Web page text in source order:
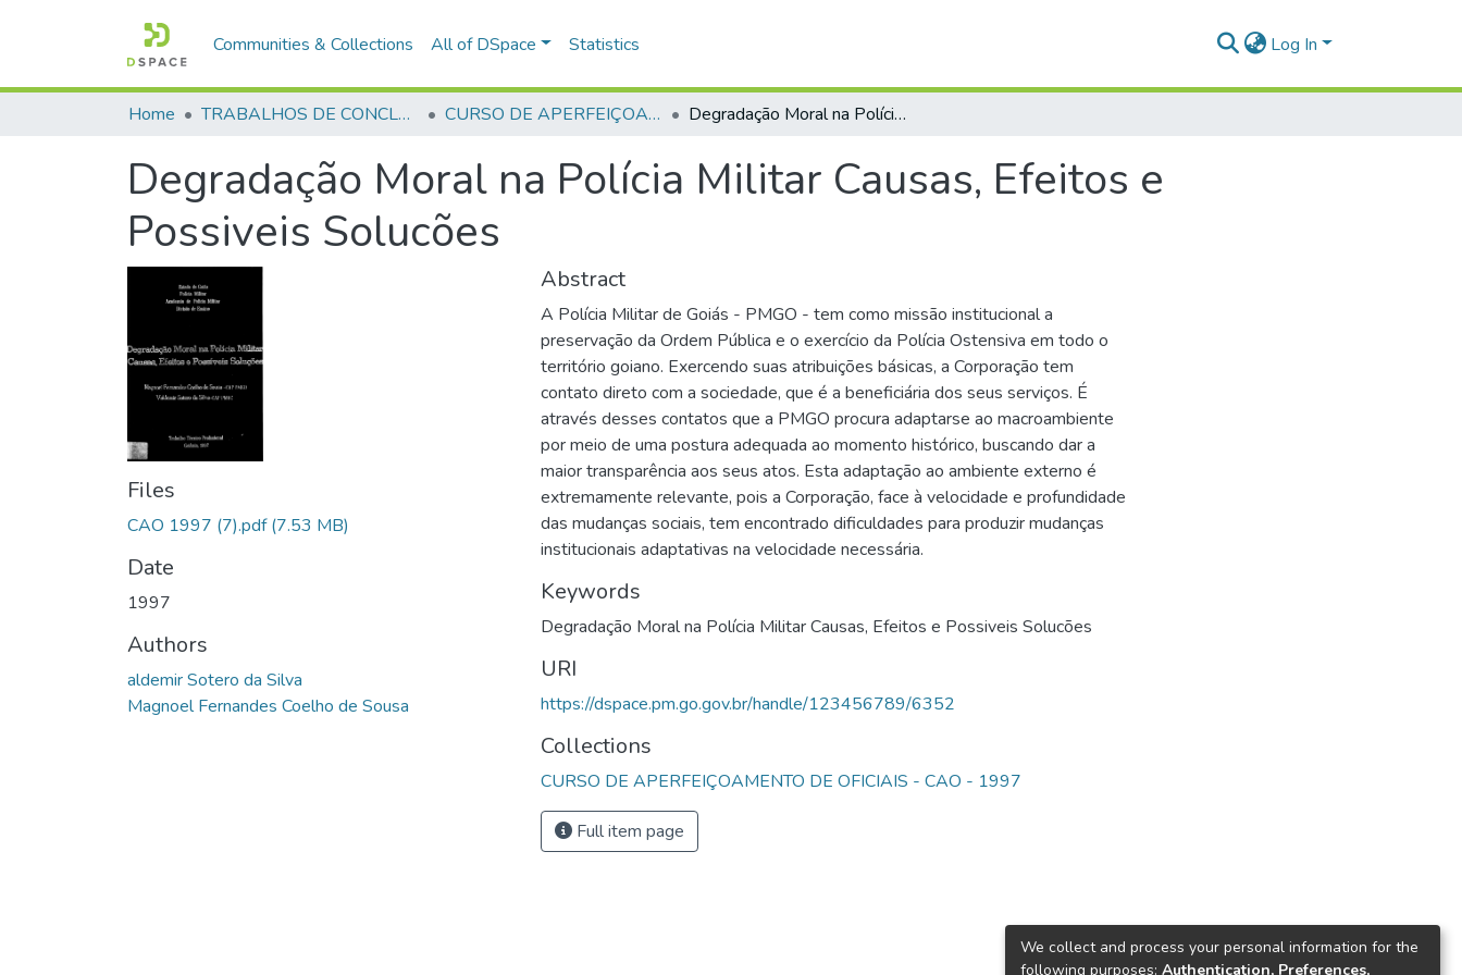
Communities & Collections All of DSpace Statistics Log In
Home TRABALHOS DE CONCLUSÃO DE CURSO - CAO (CURSO DE APERFEIÇOAMENTO DE OFICIAIS) CURSO DE APERFEIÇOAMENTO DE OFICIAIS - CAO - 1997 Degradação Moral na Polícia Militar Causas, Efeitos e Possiveis Solucões
Degradação Moral na Polícia Militar Causas, Efeitos e
Possiveis Solucões
Files
CAO 1997 (7).pdf(7.53 MB)
Date
1997
Authors
aldemir Sotero da Silva
Magnoel Fernandes Coelho de Sousa
Abstract
A Polícia Militar de Goiás - PMGO - tem como missão institucional a
preservação da Ordem Pública e o exercício da Polícia Ostensiva em todo o
território goiano. Exercendo suas atribuições básicas, a Corporação tem
contato direto com a sociedade, que é a beneficiária dos seus serviços. É
através desses contatos que a PMGO procura adaptarse ao macroambiente
por meio de uma postura adequada ao momento histórico, buscando dar a
maior transparência aos seus atos. Esta adaptação ao ambiente externo é
extremamente relevante, pois a Corporação, face à velocidade e profundidade
das mudanças sociais, tem encontrado dificuldades para produzir mudanças
institucionais adaptativas na velocidade necessária.
Keywords
Degradação Moral na Polícia Militar Causas, Efeitos e Possiveis Solucões
URI
https://dspace.pm.go.gov.br/handle/123456789/6352
Collections
CURSO DE APERFEIÇOAMENTO DE OFICIAIS - CAO - 1997
Full item page
We collect and process your personal information for the
following purposes: Authentication, Preferences,